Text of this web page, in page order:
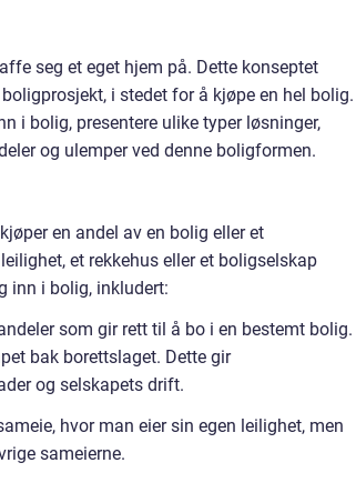
seg et eget hjem på. Dette konseptet
i stedet for å kjøpe en hel bolig.
i bolig, presentere ulike typer løsninger,
og ulemper ved denne boligformen.
en andel av en bolig eller et
et rekkehus eller et boligselskap
inn i bolig, inkludert:
som gir rett til å bo i en bestemt bolig.
bak borettslaget. Dette gir
og selskapets drift.
hvor man eier sin egen leilighet, men
sameierne.